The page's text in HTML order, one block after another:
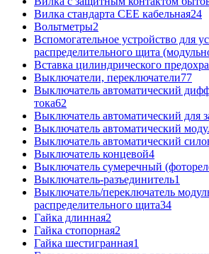
Вилка стандарта CEE кабельная24
Вольтметры2
Вспомогательное устройство для
распределительного щита
Вставка цилиндрического
Выключатели, переключатели77
Выключатель автоматический
тока62
Выключатель автоматический для
Выключатель автоматический
Выключатель автоматический
Выключатель концевой4
Выключатель сумеречный
Выключатель-разъединитель1
Выключатель/переключатель
распределительного щита34
Гайка длинная2
Гайка стопорная2
Гайка шестигранная1